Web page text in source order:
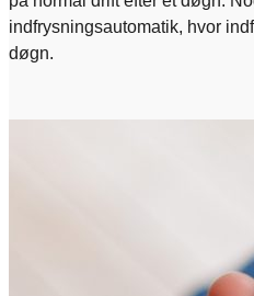
indfrysningsautomatik, hvor
døgn.